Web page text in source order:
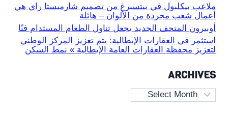
ملاعب بيكلبول في بيتسبرغ من تصميم شارميستا راي هي
أعمال شغب مجردة من الألوان – هائلة
أوبيرون المتحف الجديد يجعل تناول الطعام المستدام فنًا
استثمر في العقارات الإيطالية: يتم تعزيز المركز الوطني
لتعزيز محفظة العقارات العامة الإيطالية » نمط السكن
ARCHIVES
Archives